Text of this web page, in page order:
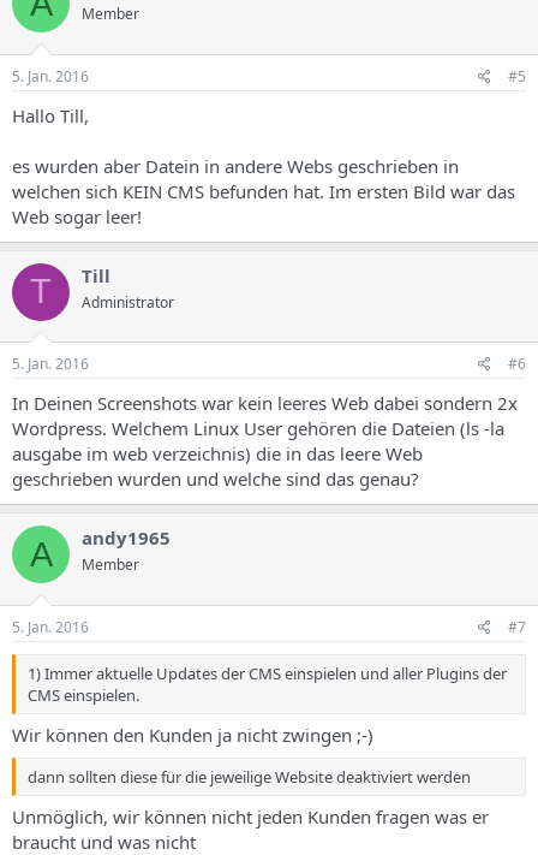
Member
5. Jan. 2016 #5
Hallo Till,
es wurden aber Datein in andere Webs geschrieben in
welchen sich KEIN CMS befunden hat. Im ersten Bild war das
Web sogar leer!
T Till
Administrator
5. Jan. 2016 #6
In Deinen Screenshots war kein leeres Web dabei sondern 2x
Wordpress. Welchem Linux User gehören die Dateien (ls -la
ausgabe im web verzeichnis) die in das leere Web
geschrieben wurden und welche sind das genau?
A andy1965
Member
5. Jan. 2016 #7
1) Immer aktuelle Updates der CMS einspielen und aller Plugins der
CMS einspielen.
Wir können den Kunden ja nicht zwingen ;-)
dann sollten diese für die jeweilige Website deaktiviert werden
Unmöglich, wir können nicht jeden Kunden fragen was er
braucht und was nicht